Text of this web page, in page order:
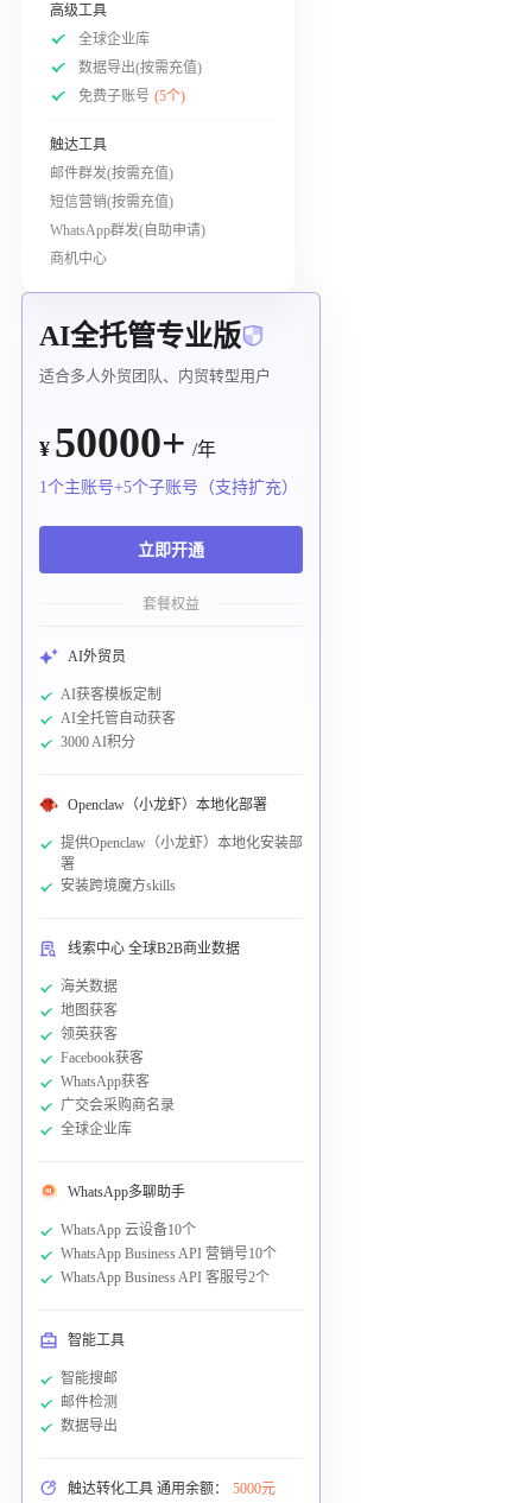
高级工具
全球企业库
数据导出(按需充值)
免费子账号 (5个)
触达工具
邮件群发(按需充值)
短信营销(按需充值)
WhatsApp群发(自助申请)
商机中心
AI全托管专业版
适合多人外贸团队、内贸转型用户
¥ 50000+ /年
1个主账号+5个子账号（支持扩充）
立即开通
套餐权益
AI外贸员
AI获客模板定制
AI全托管自动获客
3000 AI积分
Openclaw（小龙虾）本地化部署
提供Openclaw（小龙虾）本地化安装部
署
安装跨境魔方skills
线索中心 全球B2B商业数据
海关数据
地图获客
领英获客
Facebook获客
WhatsApp获客
广交会采购商名录
全球企业库
WhatsApp多聊助手
WhatsApp 云设备10个
WhatsApp Business API 营销号10个
WhatsApp Business API 客服号2个
智能工具
智能搜邮
邮件检测
数据导出
触达转化工具 通用余额： 5000元